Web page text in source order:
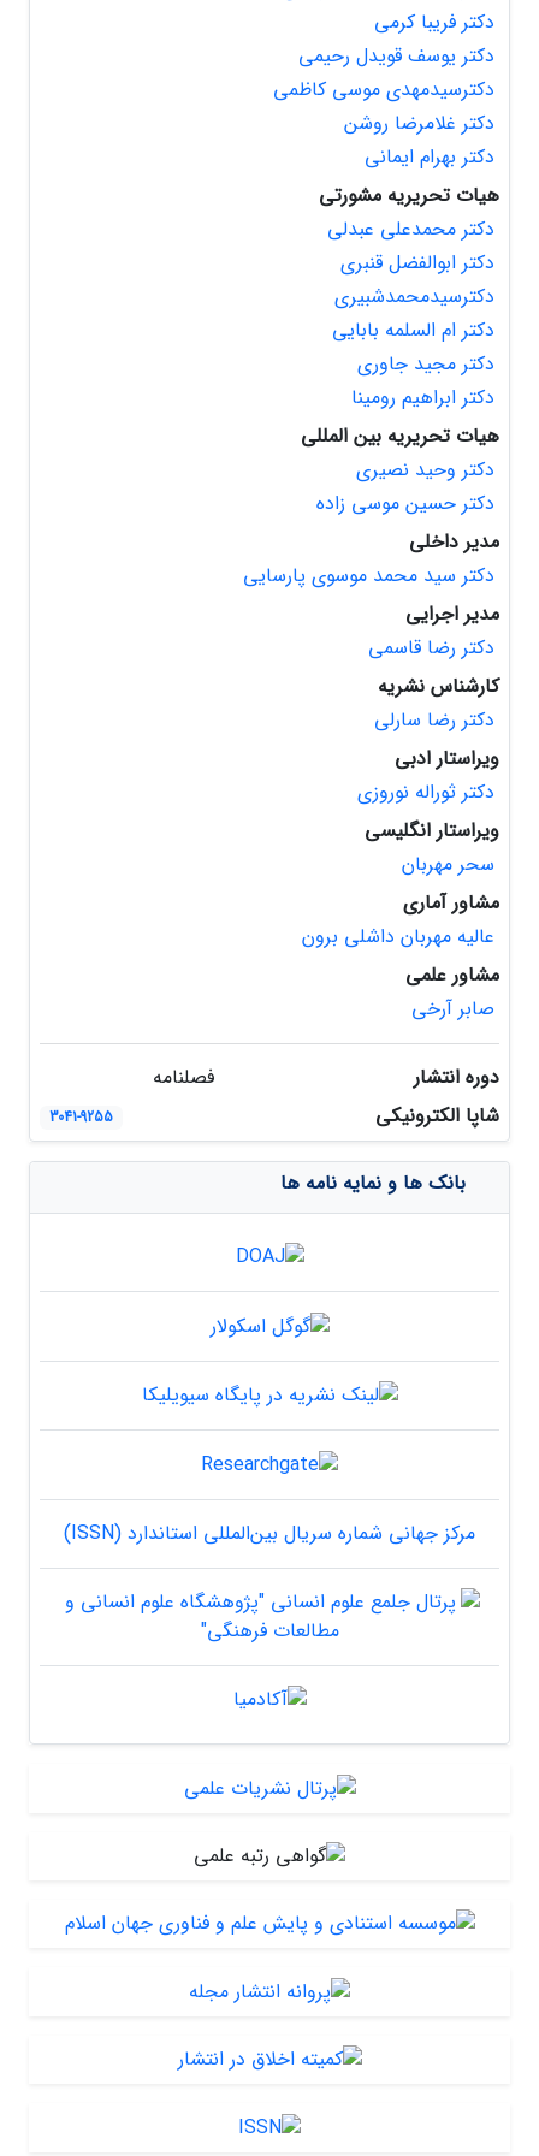
دکتر فریبا کرمی
دکتر یوسف قویدل رحیمی
دکترسیدمهدی موسی کاظمی
دکتر غلامرضا روشن
دکتر بهرام ایمانی
هیات تحریریه مشورتی
دکتر محمدعلی عبدلی
دکتر ابوالفضل قنبری
دکترسیدمحمدشبیری
دکتر ام السلمه بابایی
دکتر مجید جاوری
دکتر ابراهیم رومینا
هیات تحریریه بین المللی
دکتر وحید نصیری
دکتر حسین موسی زاده
مدیر داخلی
دکتر سید محمد موسوی پارسایی
مدیر اجرایی
دکتر رضا قاسمی
کارشناس نشریه
دکتر رضا سارلی
ویراستار ادبی
دکتر ثوراله نوروزی
ویراستار انگلیسی
سحر مهربان
مشاور آماری
عالیه مهربان داشلی برون
مشاور علمی
صابر آرخی
دوره انتشار
فصلنامه
شاپا الکترونیکی
3041-9255
بانک ها و نمایه نامه ها
مرکز جهانی شماره سریال بین‌المللی استاندارد (ISSN)